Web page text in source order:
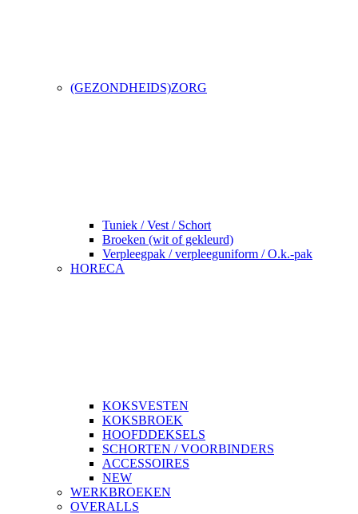
(GEZONDHEIDS)ZORG
Tuniek / Vest / Schort
Broeken (wit of gekleurd)
Verpleegpak / verpleeguniform / O.k.-pak
HORECA
KOKSVESTEN
KOKSBROEK
HOOFDDEKSELS
SCHORTEN / VOORBINDERS
ACCESSOIRES
NEW
WERKBROEKEN
OVERALLS